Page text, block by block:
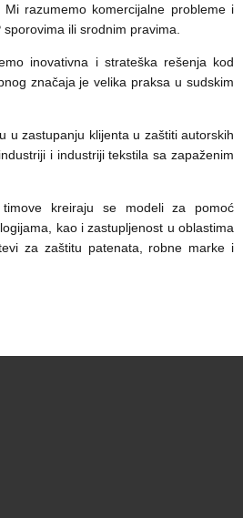
razumemo komercijalne probleme i
ili srodnim pravima.
inovativna i strateška rešenja kod
značaja je velika praksa u sudskim
u zastupanju klijenta u zaštiti autorskih
i industriji tekstila sa zapaženim
timove kreiraju se modeli za pomoć
kao i zastupljenost u oblastima
za zaštitu patenata, robne marke i